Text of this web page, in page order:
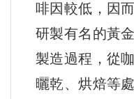
啡因較低，因
研製有名的黃
製造過程，從
曬乾、烘焙等